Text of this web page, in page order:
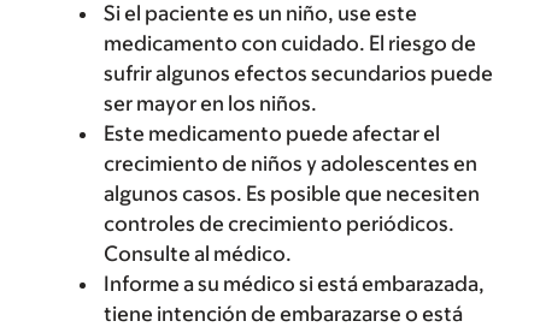
Si el paciente es un niño, use este
medicamento con cuidado. El riesgo de
sufrir algunos efectos secundarios puede
ser mayor en los niños.
Este medicamento puede afectar el
crecimiento de niños y adolescentes en
algunos casos. Es posible que necesiten
controles de crecimiento periódicos.
Consulte al médico.
Informe a su médico si está embarazada,
tiene intención de embarazarse o está